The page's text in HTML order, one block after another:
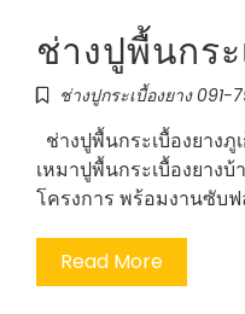
ช่างปูพื้นกร
ช่างปูกระเบื้องยาง
ช่างปูพื้นกระเบื้องยาง
เหมาปูพื้นกระเบื้องยาง
โครงการ พร้อมงานซับ
Read More